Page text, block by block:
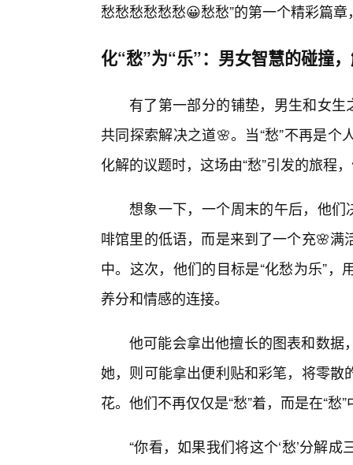
愁愁愁愁愁愁😀愁愁”的第一个精彩篇
化“愁”为“乐”：男女智慧的碰撞
有了第一部分的铺垫，男生和女生
共同探索解决之道🌸。当“愁”不再是
化解的议题时，这场由“愁”引发的旅程
想象一下，一个周末的午后，他们
啡馆里的低语，而是来到了一个充🌸
中。这次，他们的目标是“化愁为乐”
养分和情感的连接。
他可能会拿出他擅长的图表和数据
她，则可能拿出便利贴和彩笔，将零
花。他们不再仅仅是“愁”着，而是在“
“你看，如果我们将这个‘愁’分解